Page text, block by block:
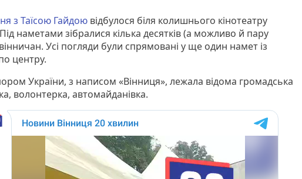
з Таїсою Гайдою відбулося біля колишнього кінотеатру
наметами зібралися кілька десятків (а можливо й пару
Усі погляди були спрямовані у ще один намет із
центру.
України, з написом «Вінниця», лежала відома громадська
волонтерка, автомайданівка.